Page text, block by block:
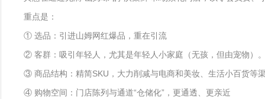
重点是：
① 选品：引进山姆网红爆品，重在引流
② 客群：吸引年轻人，尤其是年轻人小家庭（无孩，但由宠物）
③ 商品结构：精简SKU，大力削减与电商和美妆、生活小百货等
④ 购物空间：门店陈列与通道“仓储化”，更通透、更亲近